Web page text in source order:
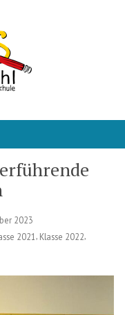
2023
2021 Klasse 2022